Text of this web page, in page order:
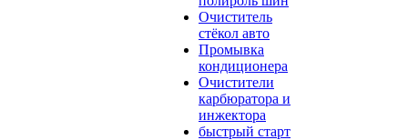
Очиститель
стёкол авто
Промывка
кондиционера
Очистители
карбюратора и
инжектора
быстрый старт